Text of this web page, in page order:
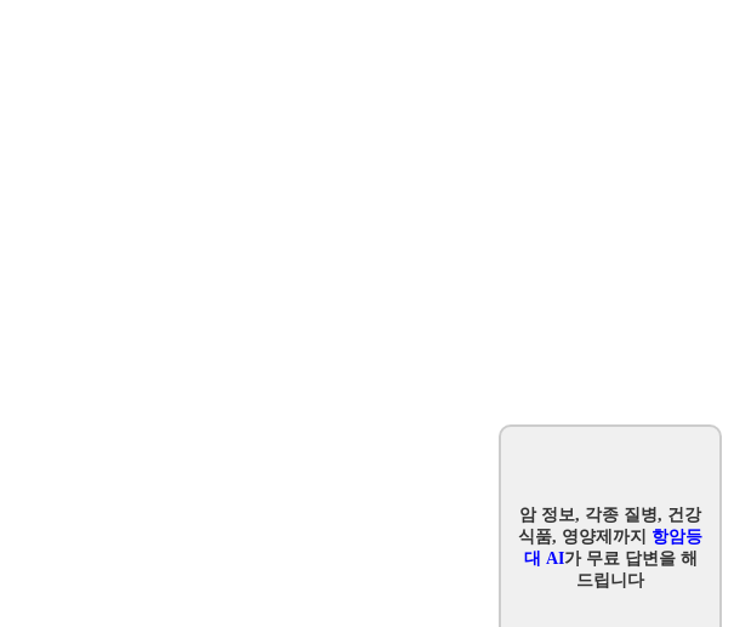
암 정보, 각종 질병, 건강
식품, 영양제까지 항암등
대 AI가 무료 답변을 해
드립니다